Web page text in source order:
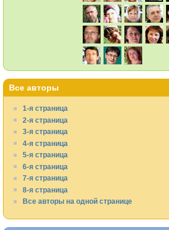
Все авторы
1-я страница
2-я страница
3-я страница
4-я страница
5-я страница
6-я страница
7-я страница
8-я страница
Все авторы на одной странице